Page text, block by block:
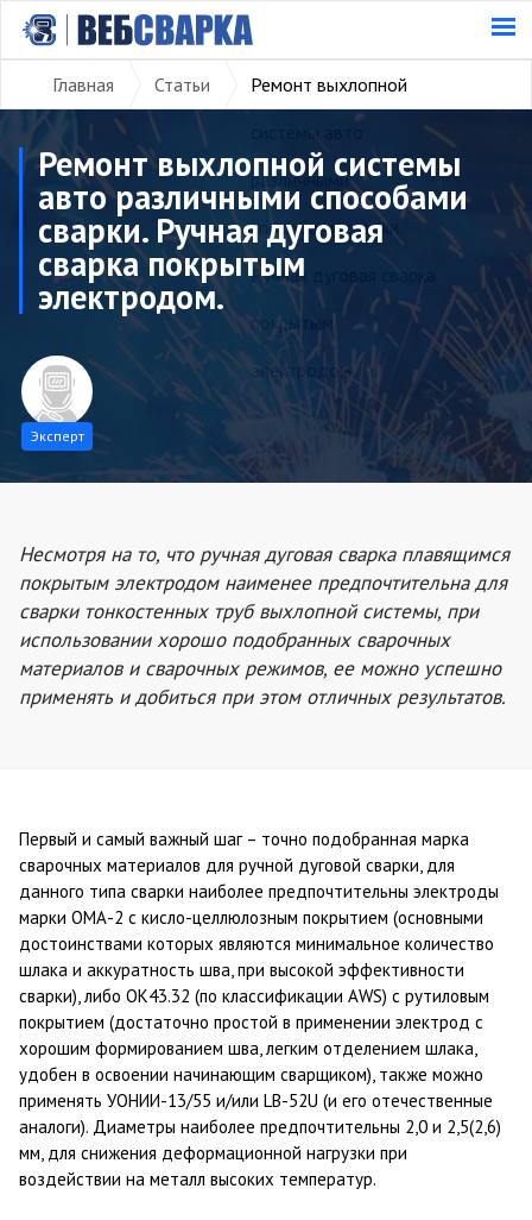
Главная Статьи
Ремонт выхлопной
системы авто
различными
способами сварки.
Ручная дуговая сварка
покрытым
электродом.
Ремонт выхлопной системы
авто различными способами
сварки. Ручная дуговая
сварка покрытым
электродом.
Эксперт
Несмотря на то, что ручная дуговая сварка плавящимся
покрытым электродом наименее предпочтительна для
сварки тонкостенных труб выхлопной системы, при
использовании хорошо подобранных сварочных
материалов и сварочных режимов, ее можно успешно
применять и добиться при этом отличных результатов.
Первый и самый важный шаг – точно подобранная марка
сварочных материалов для ручной дуговой сварки, для
данного типа сварки наиболее предпочтительны электроды
марки ОМА-2 с кисло-целлюлозным покрытием (основными
достоинствами которых являются минимальное количество
шлака и аккуратность шва, при высокой эффективности
сварки), либо ОК43.32 (по классификации AWS) с рутиловым
покрытием (достаточно простой в применении электрод с
хорошим формированием шва, легким отделением шлака,
удобен в освоении начинающим сварщиком), также можно
применять УОНИИ-13/55 и/или LB-52U (и его отечественные
аналоги). Диаметры наиболее предпочтительны 2,0 и 2,5(2,6)
мм, для снижения деформационной нагрузки при
воздействии на металл высоких температур.